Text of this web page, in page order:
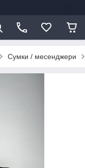
Сумки / месенджери